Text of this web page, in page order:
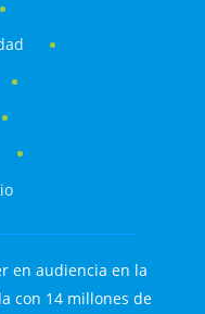
en audiencia en la
con 14 millones de